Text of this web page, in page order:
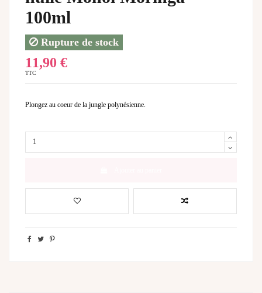
100ml
Rupture de stock
11,90 €
TTC
Plongez au coeur de la jungle polynésienne.